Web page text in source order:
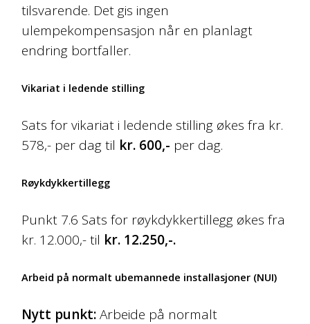
tilsvarende. Det gis ingen
ulempekompensasjon når en planlagt
endring bortfaller.
Vikariat i ledende stilling
Sats for vikariat i ledende stilling økes fra kr.
578,- per dag til kr. 600,- per dag.
Røykdykkertillegg
Punkt 7.6 Sats for røykdykkertillegg økes fra
kr. 12.000,- til kr. 12.250,-.
Arbeid på normalt ubemannede installasjoner (NUI)
Nytt punkt:Arbeide på normalt